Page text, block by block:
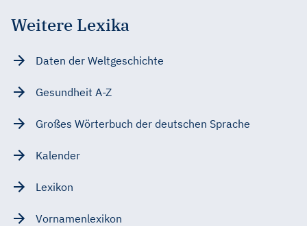
Weitere Lexika
Daten der Weltgeschichte
Gesundheit A-Z
Großes Wörterbuch der deutschen Sprache
Kalender
Lexikon
Vornamenlexikon